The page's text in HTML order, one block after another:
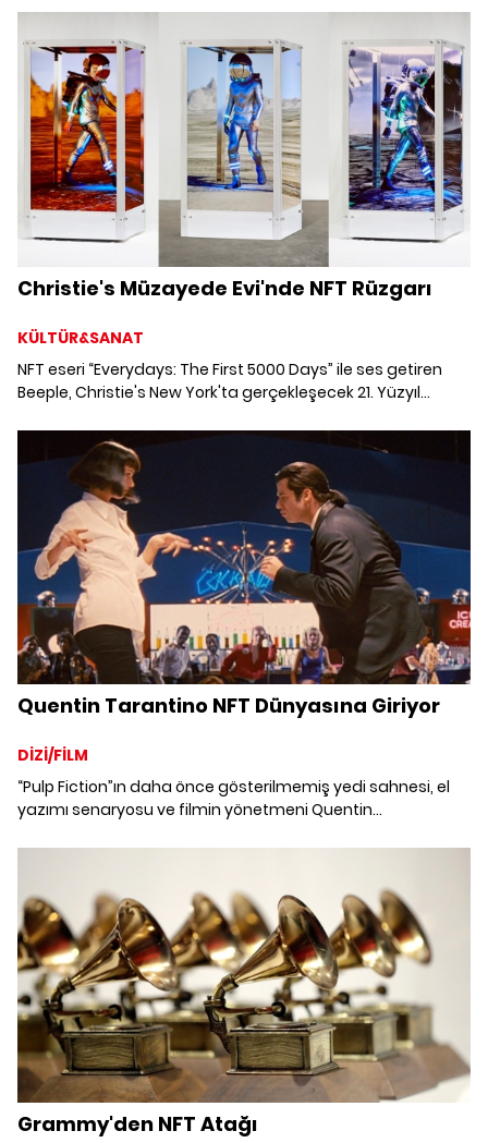
Christie's Müzayede Evi'nde NFT Rüzgarı
KÜLTÜR&SANAT
NFT eseri “Everydays: The First 5000 Days” ile ses getiren
Beeple, Christie's New York'ta gerçekleşecek 21. Yüzyıl
dijital dünyayı bir araya getirdiği “HUMAN ONE” heykeliyle yer
alıyor.
Quentin Tarantino NFT Dünyasına Giriyor
DİZİ/FİLM
“Pulp Fiction”ın daha önce gösterilmemiş yedi sahnesi, el
yazımı senaryosu ve filmin yönetmeni Quentin
Grammy'den NFT Atağı